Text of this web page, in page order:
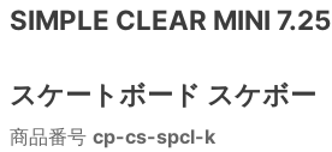
SIMPLE CLEAR MINI 7.25
スケートボード スケボー
商品番号 cp-cs-spcl-k
シェイプデッキ
高性能デッキ